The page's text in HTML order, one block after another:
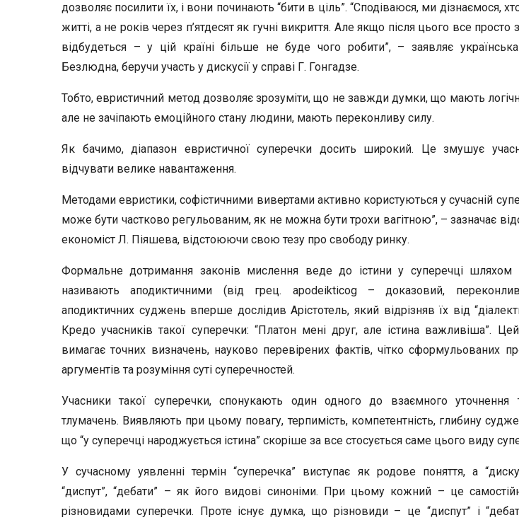
дозволяє посилити їх, і вони починають “бити в ціль”. “Сподіваюся, ми дізнаємося,
житті, а не років через п’ятдесят як гучні викриття. Але якщо після цього все просто
відбудеться – у цій країні більше не буде чого робити”, – заявляє
Безлюдна, беручи участь у дискусії у справі Г. Гонгадзе.
Тобто, евристичний метод дозволяє зрозуміти, що не завжди думки, що мають
але не зачіпають емоційного стану людини, мають переконливу силу.
Як бачимо, діапазон евристичної суперечки досить широкий. Це змушує
відчувати велике навантаження.
Методами евристики, софістичними вивертами активно користуються у сучасній
може бути частково регульованим, як не можна бути трохи вагітною”, – зазначає
економіст Л. Піяшева, відстоюючи свою тезу про свободу ринку.
Формальне дотримання законів мислення веде до істини у суперечці шляхом
називають аподиктичними (від грец. apodeikticog – доказовий,
аподиктичних суджень вперше дослідив Арістотель, який відрізняв їх від
Кредо учасників такої суперечки: “Платон мені друг, але істина важливіша”.
вимагає точних визначень, науково перевірених фактів, чітко сформульованих
аргументів та розуміння суті суперечностей.
Учасники такої суперечки, спонукають один одного до взаємного уточнення
тлумачень. Виявляють при цьому повагу, терпимість, компетентність, глибину
що “у суперечці народжується істина” скоріше за все стосується саме цього виду
У сучасному уявленні термін “суперечка” виступає як родове поняття, а
“диспут”, “дебати” – як його видові синоніми. При цьому кожний – це
різновидами суперечки. Проте існує думка, що різновиди – це “диспут” і